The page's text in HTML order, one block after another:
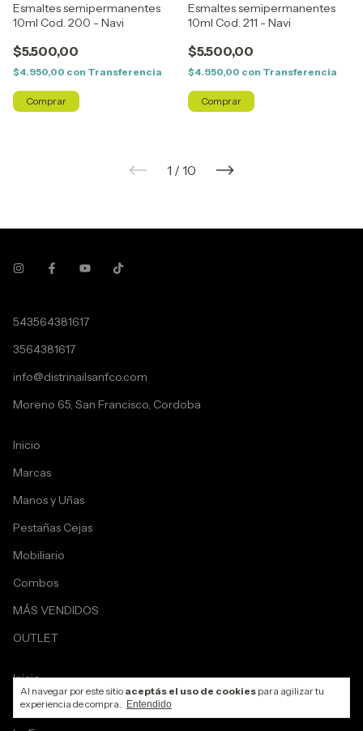
Al navegar por este sitio aceptás el uso de cookies para agilizar tu
experiencia de compra.
Entendido
Esmaltes semipermanentes
10ml Cod. 200 - Navi
$5.500,00
$4.950,00 con Transferencia
Esmaltes semipermanentes
10ml Cod. 211 - Navi
$5.500,00
$4.950,00 con Transferencia
1 / 10
543564381617
3564381617
info@distrinailsanfco.com
Moreno 65, San Francisco, Cordoba
Inicio
Marcas
Manos y Uñas
Pestañas Cejas
Mobiliario
Combos
MÁS VENDIDOS
OUTLET
Inicio
Productos